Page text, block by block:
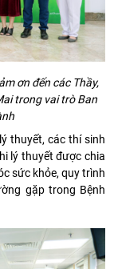
ơn đến các Thầy,
trong vai trò Ban
thuyết, các thí sinh
lý thuyết được chia
sức khỏe, quy trình
gặp trong Bệnh